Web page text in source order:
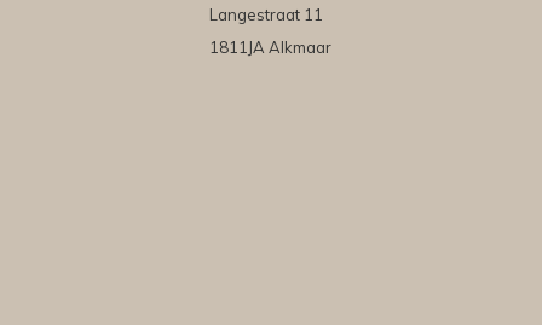
Langestraat 11
1811JA Alkmaar